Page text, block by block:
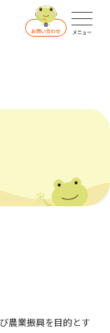
農業振興を目的とす